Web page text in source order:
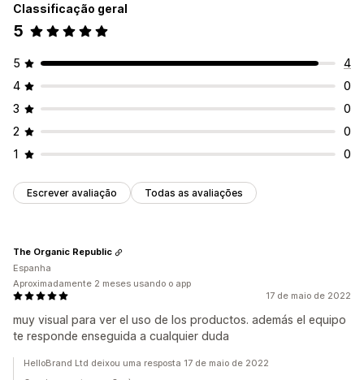
Responsividade para dispositivos móveis
Classificação geral
5
5
4
4
0
3
0
2
0
1
0
Escrever avaliação Todas as avaliações
17 de maio de 2022
muy visual para ver el uso de los productos. además el equipo
te responde enseguida a cualquier duda
The Organic Republic
Espanha
Aproximadamente 2 meses usando o app
HelloBrand Ltd deixou uma resposta 17 de maio de 2022